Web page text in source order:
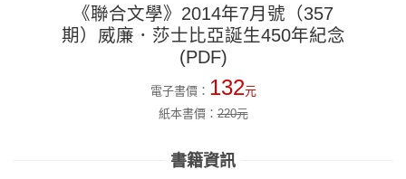
《聯合文學》2014年7月號（357
期）威廉．莎士比亞誕生450年紀念
(PDF)
電子書價： 132元
紙本書價：220元
書籍資訊